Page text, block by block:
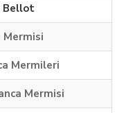
Bellot
Mermisi
Mermileri
Mermisi